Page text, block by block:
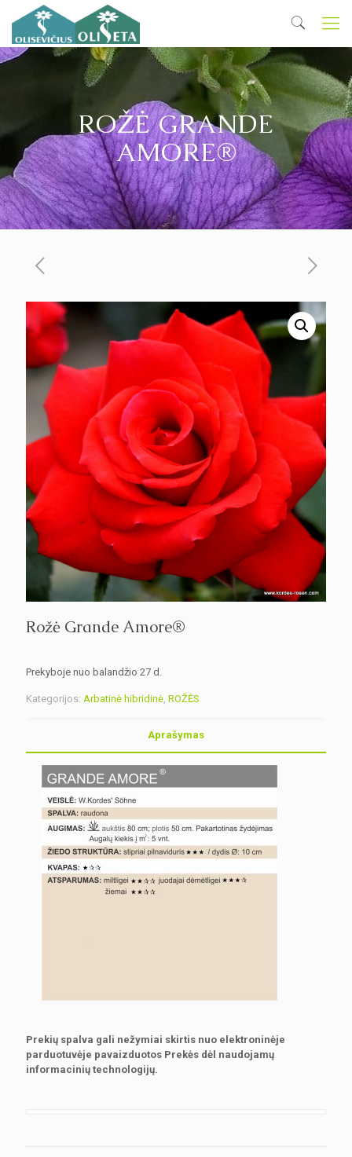
ROŽĖ GRANDE
AMORE®
Rožė Grande Amore®
Prekyboje nuo balandžio 27 d.
Kategorijos: Arbatinė hibridinė, ROŽĖS
Aprašymas
Prekių spalva gali nežymiai skirtis nuo elektroninėje
parduotuvėje pavaizduotos Prekės dėl naudojamų
informacinių technologijų.